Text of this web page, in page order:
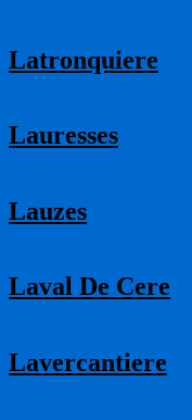
Latronquiere
Lauresses
Lauzes
Laval De Cere
Lavercantiere